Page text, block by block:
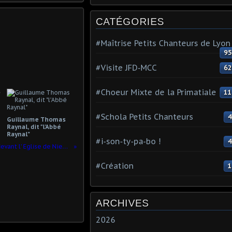
Guillaume Thomas
Raynal, dit "l'Abbé
Raynal"
Des Petits Chanteurs de Lyon devant l' Eglise de Niemeyer...
CATÉGORIES
#Maîtrise Petits Chanteurs de Lyon
95
#Visite JFD-MCC 62
#Choeur Mixte de la Primatiale 11
#Schola Petits Chanteurs 4
#i-son-ty-pa-bo ! 4
#Création 1
ARCHIVES
2026